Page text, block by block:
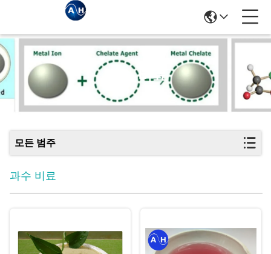
과수 비료
모든 범주
과수 비료